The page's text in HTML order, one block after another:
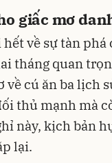
giấc mơ
về sự tàn phá
tháng quan
về cú ăn ba lịch
thủ mạnh mà
này, kịch bản
lại.